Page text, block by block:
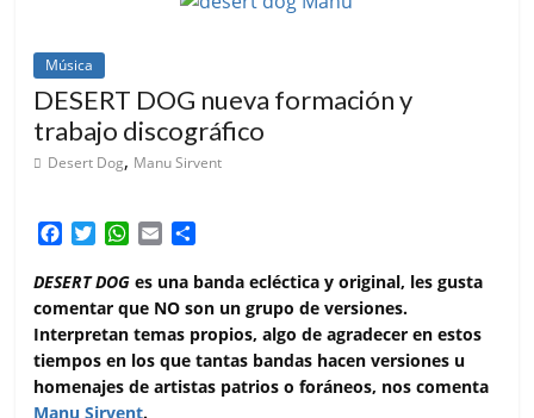
Música
DESERT DOG nueva formación y
trabajo discográfico
Desert Dog, Manu Sirvent
c
e
b
o
o
k
i
t
t
e
r
W
a
t
s
A
p
p
a
i
l
m
p
a
r
i
DESERT DOG es una banda ecléctica y original, les gusta
comentar que NO son un grupo de versiones.
Interpretan temas propios, algo de agradecer en estos
tiempos en los que tantas bandas hacen versiones u
homenajes de artistas patrios o foráneos, nos comenta
Manu Sirvent.